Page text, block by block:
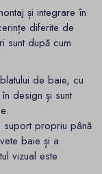
și integrare în
diferite de
sunt după cum
de baie, cu
design și sunt
suport propriu până
baie și a
vizual este